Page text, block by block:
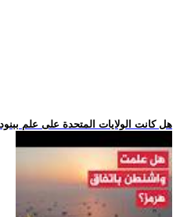
.. هل كانت الولايات المتحدة على علم ببنود